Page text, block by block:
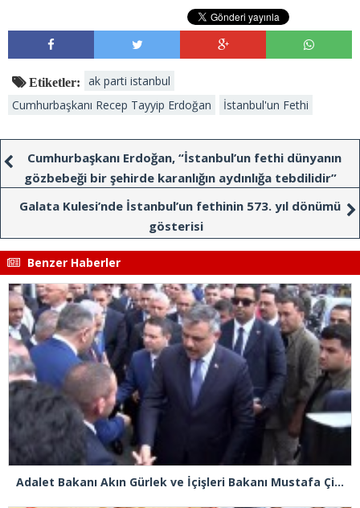
Etiketler:
ak parti istanbul
Cumhurbaşkanı Recep Tayyip Erdoğan
İstanbul'un Fethi
Cumhurbaşkanı Erdoğan, “İstanbul’un fethi dünyanın
gözbebeği bir şehirde karanlığın aydınlığa tebdilidir”
Galata Kulesi’nde İstanbul’un fethinin 573. yıl dönümü
gösterisi
Benzer Haberler
Adalet Bakanı Akın Gürlek ve İçişleri Bakanı Mustafa Çiftçi Esenyurt’ta